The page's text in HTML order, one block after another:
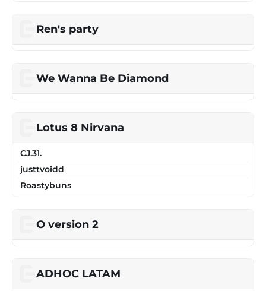
Ren's party
We Wanna Be Diamond
Lotus 8 Nirvana
CJ.31.
justtvoidd
Roastybuns
O version 2
ADHOC LATAM